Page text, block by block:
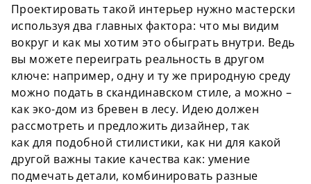
Проектировать такой интерьер нужно мастерски
используя два главных фактора: что мы видим
вокруг и как мы хотим это обыграть внутри. Ведь
вы можете переиграть реальность в другом
ключе: например, одну и ту же природную среду
можно подать в скандинавском стиле, а можно –
как эко-дом из бревен в лесу. Идею должен
рассмотреть и предложить дизайнер, так
как для подобной стилистики, как ни для какой
другой важны такие качества как: умение
подмечать детали, комбинировать разные